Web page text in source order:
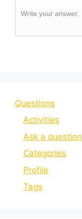
Write your answer.
Questions
Activities
Ask a question
Categories
Profile
Tags